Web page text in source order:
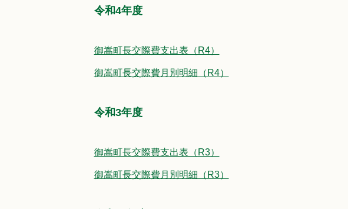
令和4年度
御嵩町長交際費支出表（R4）
御嵩町長交際費月別明細（R4）
令和3年度
御嵩町長交際費支出表（R3）
御嵩町長交際費月別明細（R3）